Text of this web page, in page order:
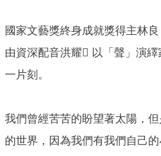
國家文藝獎終身成就獎得主林
由資深配音洪耀𥳜 以「聲」演
一片刻。
我們曾經苦苦的盼望著太陽，
的世界，因為我們有我們自己